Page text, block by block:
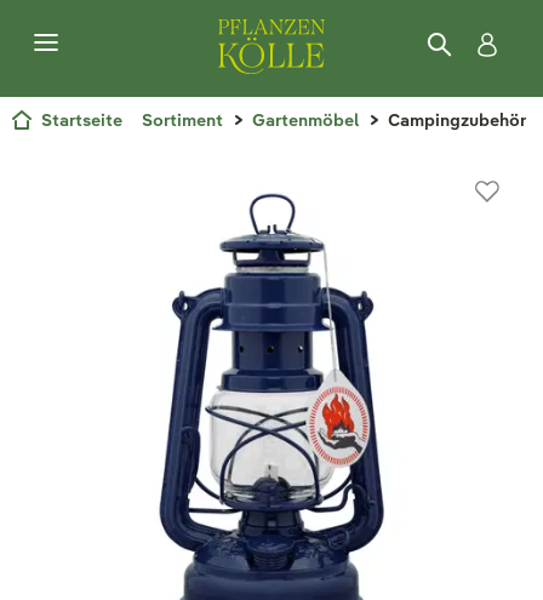
Startseite Sortiment Gartenmöbel Campingzubehör